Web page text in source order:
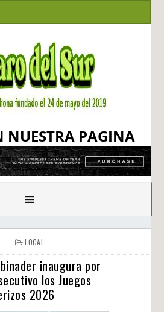
NUESTRA PAGINA
≡
LOCAL
inaugura por
los Juegos
2026